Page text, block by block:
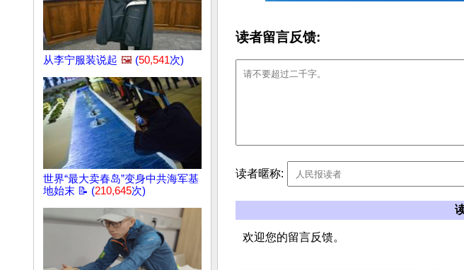
从李宁服装说起 🖼️ (50,541次)
世界“最大卖春岛”变身中共海军基
地始末 📝 (210,645次)
读者留言反馈:
读者暱称:
欢迎您的留言反馈。